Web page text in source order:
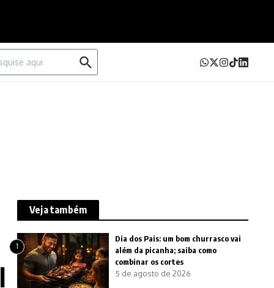
Veja também
1
Dia dos Pais: um bom churrasco vai
além da picanha; saiba como
combinar os cortes
5 de agosto de 2026